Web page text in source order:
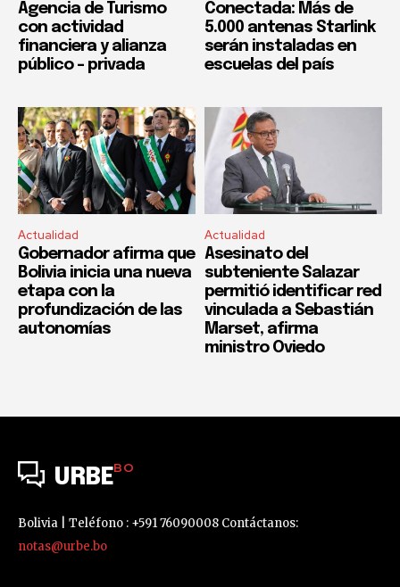
Agencia de Turismo
con actividad
financiera y alianza
público – privada
Conectada: Más de
5.000 antenas Starlink
serán instaladas en
escuelas del país
Actualidad
Gobernador afirma que
Bolivia inicia una nueva
etapa con la
profundización de las
autonomías
Actualidad
Asesinato del
subteniente Salazar
permitió identificar red
vinculada a Sebastián
Marset, afirma
ministro Oviedo
URBEBO
Bolivia | Teléfono : +591 76090008 Contáctanos:
notas@urbe.bo